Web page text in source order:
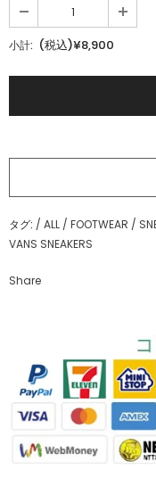
小計: (税込)¥8,900
タグ: / ALL / FOOTWEAR /
VANS SNEAKERS
Share